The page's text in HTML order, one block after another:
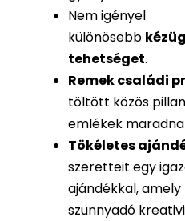
Nem igényel
különösebb
tehetséget.
Remek családi
töltött közös
emlékek
Tökéletes
szeretteit egy
ajándékkal,
szunnyadó